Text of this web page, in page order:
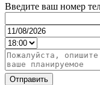
Введите ваш номер
Отправить